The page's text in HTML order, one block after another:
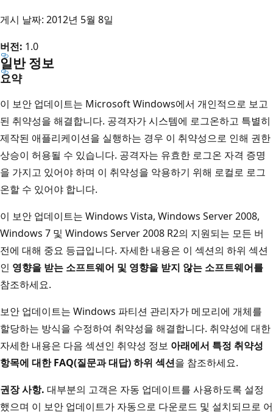
게시 날짜: 2012년 5월 8일
버전: 1.0
일반 정보
요약
이 보안 업데이트는 Microsoft Windows에서 개인적으로 보고
된 취약성을 해결합니다. 공격자가 시스템에 로그온하고 특별히
제작된 애플리케이션을 실행하는 경우 이 취약성으로 인해 권한
상승이 허용될 수 있습니다. 공격자는 유효한 로그온 자격 증명
을 가지고 있어야 하며 이 취약성을 악용하기 위해 로컬로 로그
온할 수 있어야 합니다.
이 보안 업데이트는 Windows Vista, Windows Server 2008,
Windows 7 및 Windows Server 2008 R2의 지원되는 모든 버
전에 대해 중요 등급입니다. 자세한 내용은 이 섹션의 하위 섹션
인 영향을 받는 소프트웨어 및 영향을 받지 않는 소프트웨어를
참조하세요.
보안 업데이트는 Windows 파티션 관리자가 메모리에 개체를
할당하는 방식을 수정하여 취약성을 해결합니다. 취약성에 대한
자세한 내용은 다음 섹션인 취약성 정보 아래에서 특정 취약성
항목에 대한 FAQ(질문과 대답) 하위 섹션을 참조하세요.
권장 사항. 대부분의 고객은 자동 업데이트를 사용하도록 설정
했으며 이 보안 업데이트가 자동으로 다운로드 및 설치되므로 어